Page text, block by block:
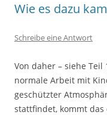
Wie es dazu
Schreibe eine Antwort
Von daher – siehe
normale Arbeit mit
geschützter
stattfindet, kommt das